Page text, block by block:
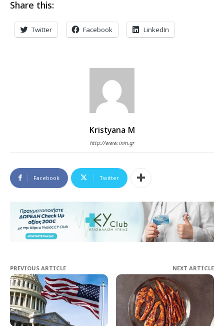
Share this:
Twitter Facebook LinkedIn
Kristyana M
http://www.inin.gr
Facebook Twitter
PREVIOUS ARTICLE NEXT ARTICLE